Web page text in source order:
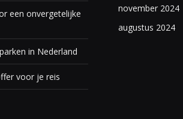
een onvergetelijke
in Nederland
voor je reis
november 2024
augustus 2024